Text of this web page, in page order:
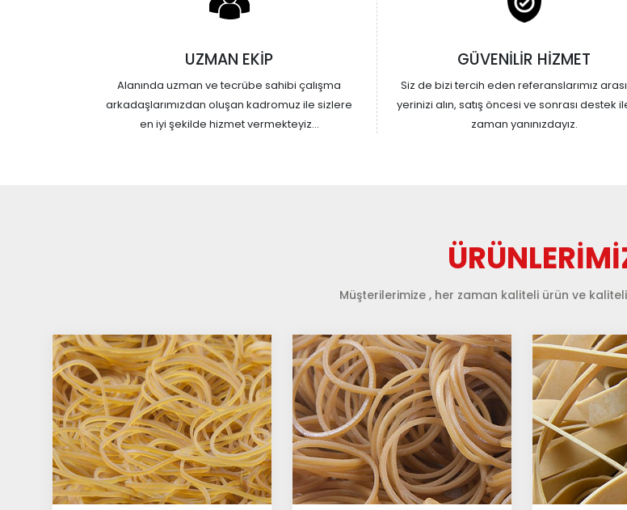
UZMAN EKİP
Alanında uzman ve tecrübe sahibi çalışma
arkadaşlarımızdan oluşan kadromuz ile sizlere
en iyi şekilde hizmet vermekteyiz...
GÜVENİLİR HİZMET
Siz de bizi tercih eden referanslarımız
yerinizi alın, satış öncesi ve sonrası destek
zaman yanınızdayız.
Müşterilerimize , her zaman kaliteli ürün ve